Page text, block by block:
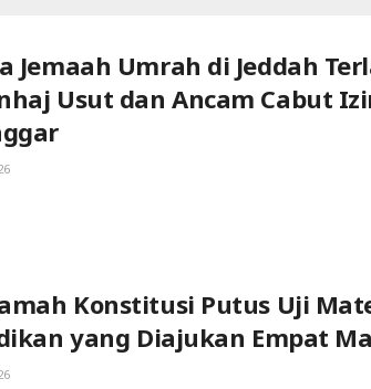
Jemaah Umrah di Jeddah
Usut dan Ancam Cabut
Konstitusi Putus Uji
yang Diajukan Empat